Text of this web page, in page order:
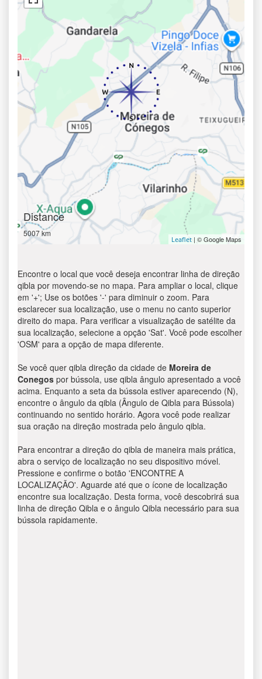
Distance
5007 km
Leaflet | © Google Maps
Encontre o local que você deseja encontrar linha de direção
qibla por movendo-se no mapa. Para ampliar o local, clique
em '+'; Use os botões '-' para diminuir o zoom. Para
esclarecer sua localização, use o menu no canto superior
direito do mapa. Para verificar a visualização de satélite da
sua localização, selecione a opção 'Sat'. Você pode escolher
'OSM' para a opção de mapa diferente.
Se você quer qibla direção da cidade de Moreira de
Conegos por bússola, use qibla ângulo apresentado a você
acima. Enquanto a seta da bússola estiver aparecendo (N),
encontre o ângulo da qibla (Ângulo de Qibla para Bússola)
continuando no sentido horário. Agora você pode realizar
sua oração na direção mostrada pelo ângulo qibla.
Para encontrar a direção do qibla de maneira mais prática,
abra o serviço de localização no seu dispositivo móvel.
Pressione e confirme o botão 'ENCONTRE A
LOCALIZAÇÃO'. Aguarde até que o ícone de localização
encontre sua localização. Desta forma, você descobrirá sua
linha de direção Qibla e o ângulo Qibla necessário para sua
bússola rapidamente.